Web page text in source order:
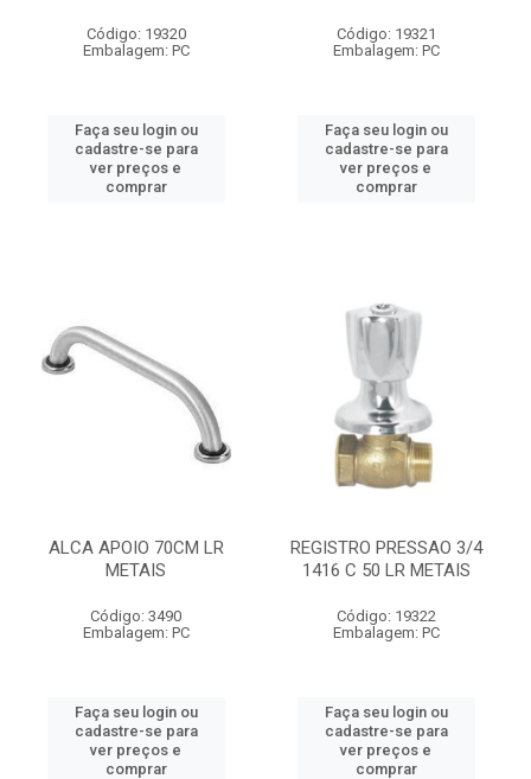
Código: 19320
Embalagem: PC
Faça seu login ou
cadastre-se para
ver preços e
comprar
Código: 19321
Embalagem: PC
Faça seu login ou
cadastre-se para
ver preços e
comprar
ALCA APOIO 70CM LR
METAIS
Código: 3490
Embalagem: PC
Faça seu login ou
cadastre-se para
ver preços e
comprar
REGISTRO PRESSAO 3/4
1416 C 50 LR METAIS
Código: 19322
Embalagem: PC
Faça seu login ou
cadastre-se para
ver preços e
comprar